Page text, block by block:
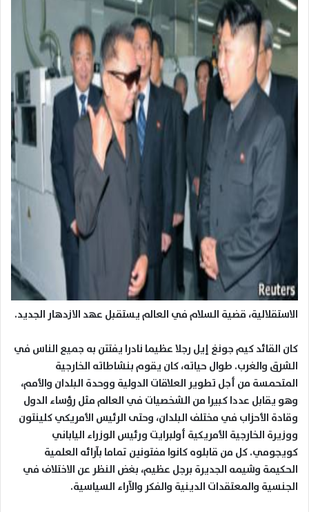
الاستقلالية، قضية السلام في العالم يستقبل عهد الازدهار الجديد.
كان القائد كيم جونغ إيل رجلا عظيما نادرا يفتتن به جميع الناس في
الشرق والغرب. طوال حياته، كان يقوم بنشاطاته الخارجية
المتحمسة من أجل تطوير العلاقات الدولية ووحدة البلدان والأمم،
وهو يقابل عددا كبيرا من الشخصيات في العالم مثل رؤساء الدول
وقادة الأحزاب في مختلف البلدان، وحتى الرئيس الأمريكي كلينتون
ووزيرة الخارجية الأمريكية أولبرايت ورئيس الوزراء الياباني
كويجومي. كل من قابلوه كانوا مفتونين تماما بآرائه العلمية
الحكيمة وشيمه الجديرة برجل عظيم، بغض النظر عن الاختلاف في
الجنسية والمعتقدات الدينية والفكر والآراء السياسية.